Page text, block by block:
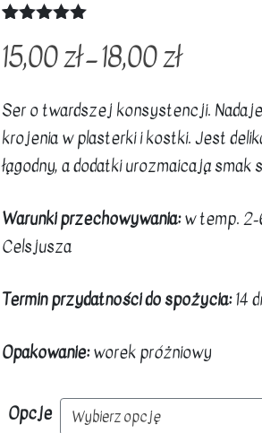
5.00na 5
na
ocen
klientów
15,00zł–18,00zł
Ser o twardszej konsystencji.
krojenia w plasterki i kostki. Jest
łągodny, a dodatki urozmaicają smak
Warunki przechowywania:w temp.
Celsjusza
Termin przydatności do spożycia:14
Opakowanie:worek próżniowy
Opcje